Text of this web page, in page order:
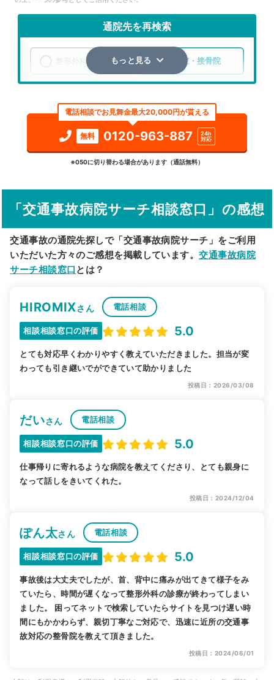
通院先を再検索
整形外科 整骨院・接骨院
検索する
詳細条件で絞り込む
駅から探す 院名から探す
もっと見る
電話相談でお見舞金最大20,000円が貰える
無料 0120-963-887
24h
対応
※050に切り替わる場合があります（通話無料）
「交通事故病院サーチ相談窓口」の感想
交通事故の通院先探しで「交通事故病院サーチ」をご利用
いただいた方々のご感想を掲載しています。交通事故病院
サーチ相談窓口 とは？
HIROMIXさん 電話相談
相談相談窓口の評価 5.0
とても対応早くわかりやすく教えていただきました。担当が変
わっても引き継いでができていて助かりました
投稿日：2026/03/08
だいさん 電話相談
相談相談窓口の評価 5.0
仕事帰りに寄れるような病院を教えてくださり、とても親身に
なって話しをきいてくれた。
投稿日：2024/12/04
ぽん太さん 電話相談
相談相談窓口の評価 5.0
事故後は大丈夫でしたが、首、背中に痛みが出てきて様子をみ
ていたら、時間が遅くなって整形外科の診療が終わってしまい
ました。 困ってネットで検索していたらサイトを見つけ遅い時
間にもかかわらず、親切丁寧なご対応で、迅速に近所の交通事
故対応の整骨院を教えて頂きました。
投稿日：2024/06/01